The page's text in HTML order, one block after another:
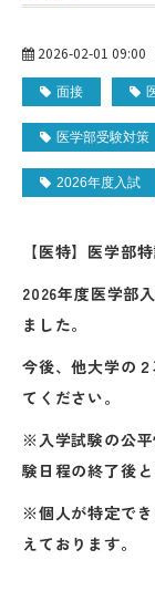
2026-02-01 09:00
面接
医学部受験対策
2026年度入試
【医特】医学部
2026年度医学部
ました。
今後、他大学の
てください。
※入学試験の公
験日程の終了後と
※個人が特定でき
えております。